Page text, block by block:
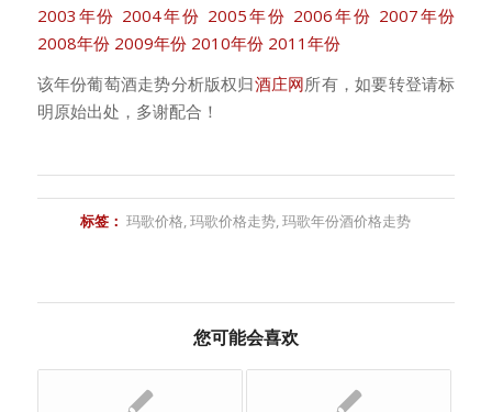
2003年份 2004年份 2005年份 2006年份 2007年份
2008年份 2009年份 2010年份 2011年份
该年份葡萄酒走势分析版权归酒庄网所有，如要转登请标
明原始出处，多谢配合！
标签： 玛歌价格,玛歌价格走势,玛歌年份酒价格走势
您可能会喜欢